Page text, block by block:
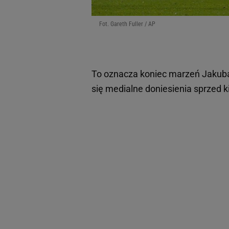
Fot. Gareth Fuller / AP
To oznacza koniec marzeń
się medialne doniesienia sprzed